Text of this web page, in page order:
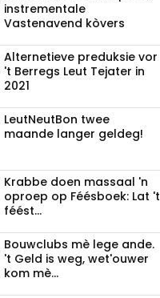
instrementale
Vastenavend kòvers
Alternetieve preduksie vor
't Berregs Leut Tejater in
2021
LeutNeutBon twee
maande langer geldeg!
Krabbe doen massaal 'n
oproep op Féésboek: Lat 't
féést...
Bouwclubs mè lege ande.
't Geld is weg, wet'ouwer
kom mè...